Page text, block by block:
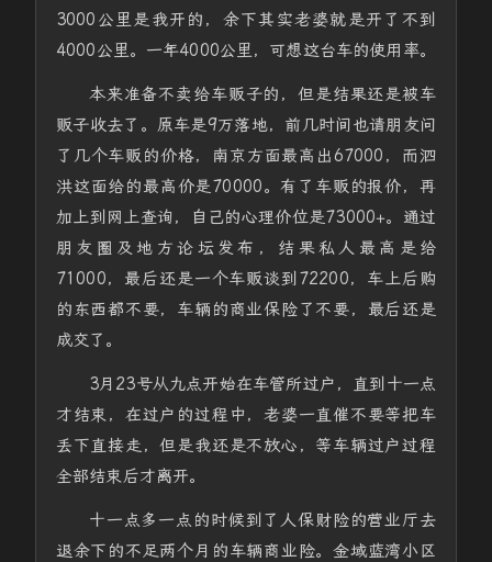
3000公里是我开的，余下其实老婆就是开了不到
4000公里。一年4000公里，可想这台车的使用率。
本来准备不卖给车贩子的，但是结果还是被车
贩子收去了。原车是9万落地，前几时间也请朋友问
了几个车贩的价格，南京方面最高出67000，而泗
洪这面给的最高价是70000。有了车贩的报价，再
加上到网上查询，自己的心理价位是73000+。通过
朋友圈及地方论坛发布，结果私人最高是给
71000，最后还是一个车贩谈到72200，车上后购
的东西都不要，车辆的商业保险了不要，最后还是
成交了。
3月23号从九点开始在车管所过户，直到十一点
才结束，在过户的过程中，老婆一直催不要等把车
丢下直接走，但是我还是不放心，等车辆过户过程
全部结束后才离开。
十一点多一点的时候到了人保财险的营业厅去
退余下的不足两个月的车辆商业险。金域蓝湾小区